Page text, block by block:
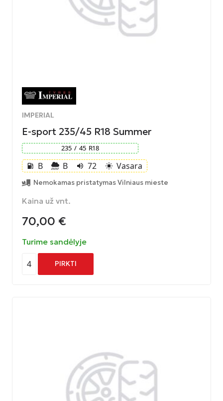
IMPERIAL
E-sport 235/45 R18 Summer
235 / 45 R18
local_gas_station B B volume_up 72 light_mode Vasara
Nemokamas pristatymas Vilniaus mieste
Kaina už vnt.
70,00 €
Turime sandėlyje
4 PIRKTI